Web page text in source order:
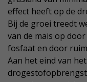
effect heeft op de
Bij de groei treedt
van de mais op
fosfaat en door
Aan het eind van